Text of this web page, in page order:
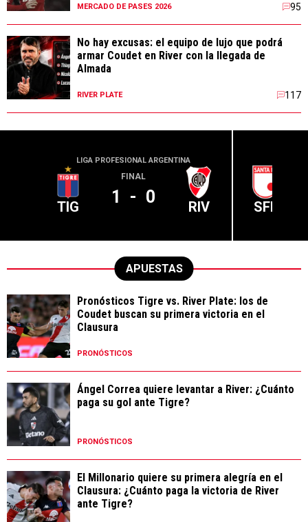
MERCADO DE PASES 2026 95
No hay excusas: el equipo de lujo que podrá
armar Coudet en River con la llegada de
Almada
RIVER PLATE 117
LIGA PROFESIONAL ARGENTINA
TIG
FINAL
1 - 0 RIV SFE
APUESTAS
Pronósticos Tigre vs. River Plate: los de
Coudet buscan su primera victoria en el
Clausura
PRONÓSTICOS
Ángel Correa quiere levantar a River: ¿Cuánto
paga su gol ante Tigre?
PRONÓSTICOS
El Millonario quiere su primera alegría en el
Clausura: ¿Cuánto paga la victoria de River
ante Tigre?